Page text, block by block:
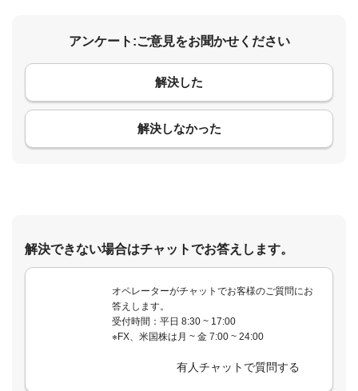
アンケート:ご意見をお聞かせください
解決した
解決しなかった
コメント
解決できない場合はチャットでお答えします。
オペレーターがチャットでお客様のご質問にお
答えします。
受付時間：平日 8:30 ~ 17:00
※FX、米国株は月 ~ 金 7:00 ~ 24:00
有人チャットで質問する